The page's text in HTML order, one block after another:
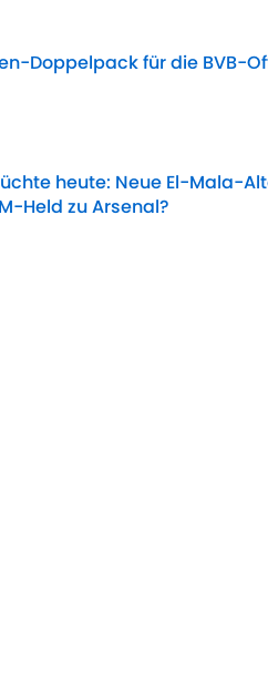
Doppelpack für die BVB-
heute: Neue El-Mala-
Held zu Arsenal?